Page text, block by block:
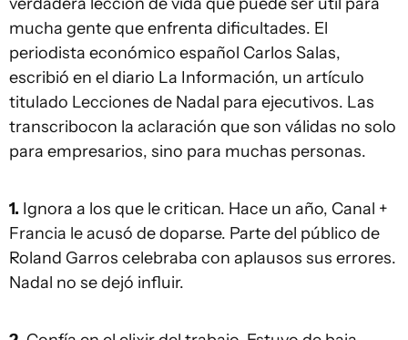
mucha gente que enfrenta dificultades. El
periodista económico español Carlos Salas,
escribió en el diario La Información, un artículo
titulado Lecciones de Nadal para ejecutivos. Las
transcribocon la aclaración que son válidas no solo
para empresarios, sino para muchas personas.
1. Ignora a los que le critican. Hace un año, Canal +
Francia le acusó de doparse. Parte del público de
Roland Garros celebraba con aplausos sus errores.
Nadal no se dejó influir.